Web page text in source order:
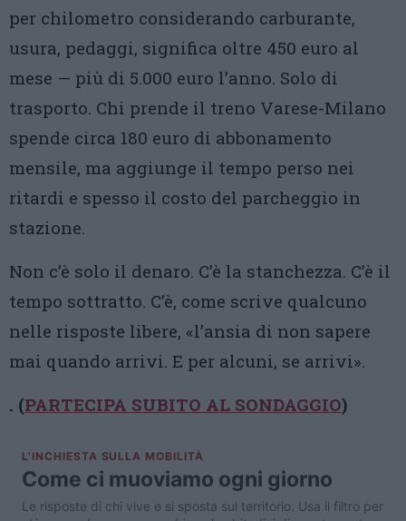
per chilometro considerando carburante,
usura, pedaggi, significa oltre 450 euro al
mese — più di 5.000 euro l’anno. Solo di
trasporto. Chi prende il treno Varese-Milano
spende circa 180 euro di abbonamento
mensile, ma aggiunge il tempo perso nei
ritardi e spesso il costo del parcheggio in
stazione.
Non c’è solo il denaro. C’è la stanchezza. C’è il
tempo sottratto. C’è, come scrive qualcuno
nelle risposte libere, «l’ansia di non sapere
mai quando arrivi. E per alcuni, se arrivi».
. (PARTECIPA SUBITO AL SONDAGGIO)